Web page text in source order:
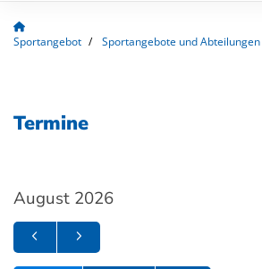
Sportangebot Sportangebote und Abteilungen
Termine
August 2026